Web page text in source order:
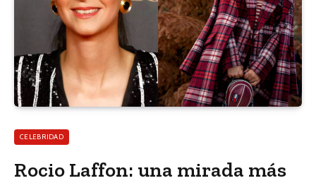
CELEBRIDAD
Rocio Laffon: una mirada más